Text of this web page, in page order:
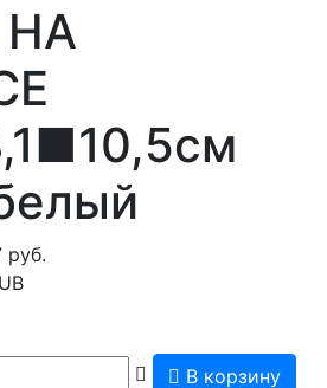
НА
руб.
В корзину